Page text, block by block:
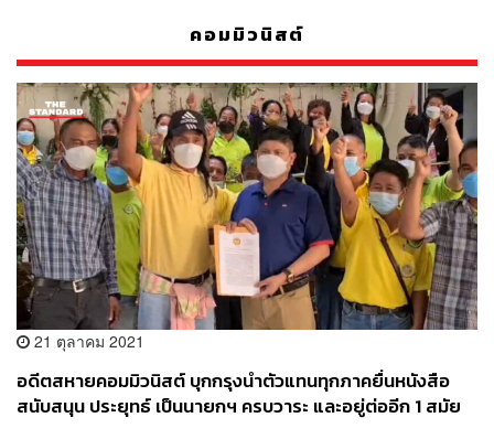
คอมมิวนิสต์
21 ตุลาคม 2021
อดีตสหายคอมมิวนิสต์ บุกกรุงนำตัวแทนทุกภาคยื่นหนังสือ
สนับสนุน ประยุทธ์ เป็นนายกฯ ครบวาระ และอยู่ต่ออีก 1 สมัย